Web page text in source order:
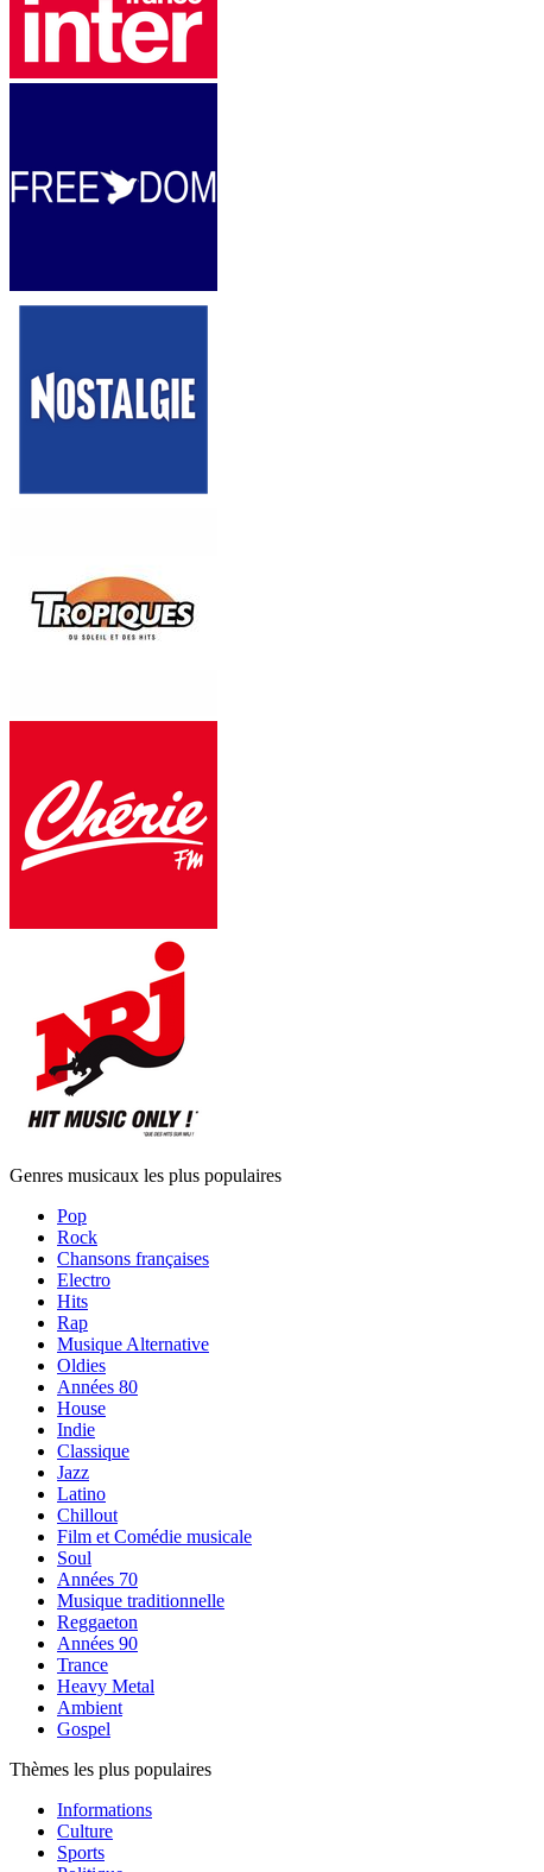
Genres musicaux les plus populaires
Pop
Rock
Chansons françaises
Electro
Hits
Rap
Musique Alternative
Oldies
Années 80
House
Indie
Classique
Jazz
Latino
Chillout
Film et Comédie musicale
Soul
Années 70
Musique traditionnelle
Reggaeton
Années 90
Trance
Heavy Metal
Ambient
Gospel
Thèmes les plus populaires
Informations
Culture
Sports